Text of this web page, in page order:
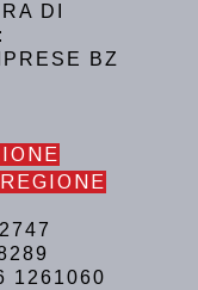
DI
BZ
1261060